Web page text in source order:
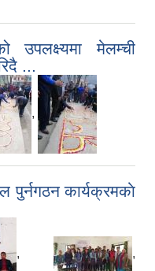
मेलम्ची
...
,
पुर्नगठन कार्यक्रमकाे
, ,